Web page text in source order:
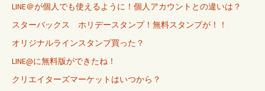
LINE＠が個人でも使えるように！個人アカウントとの違いは？
スターバックス ホリデースタンプ！無料スタンプが！！
オリジナルラインスタンプ買った？
LINE@に無料版ができたね！
クリエイターズマーケットはいつから？